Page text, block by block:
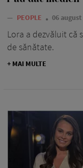
— PEOPLE 06 august
Lora a dezvăluit
de sănătate.
+ MAI MULTE